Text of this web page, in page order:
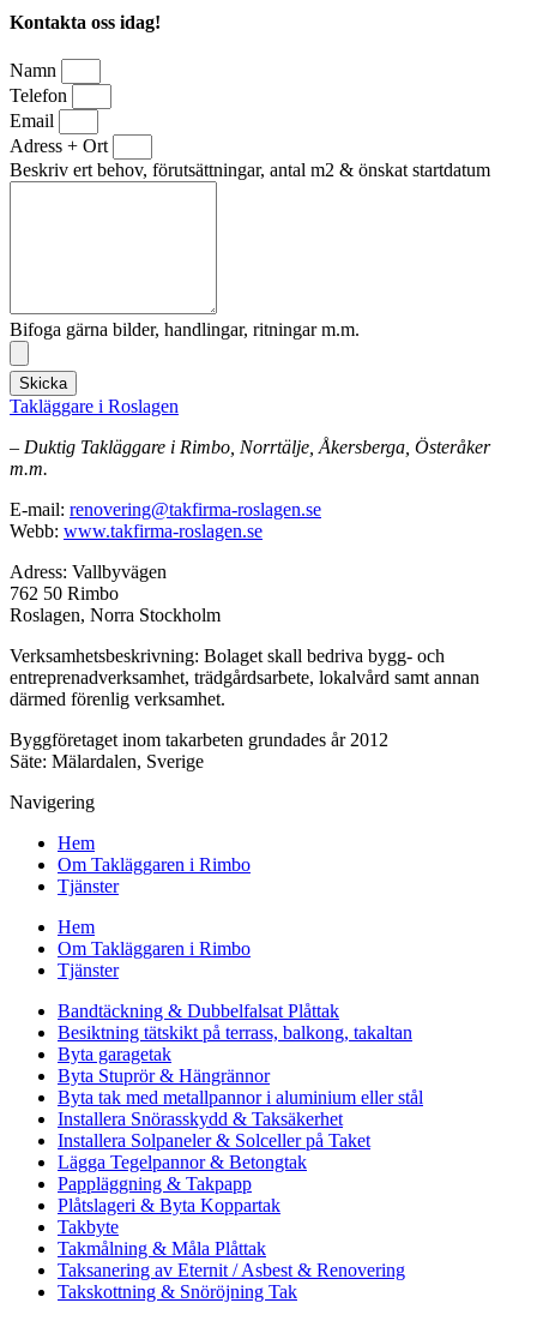
Kontakta oss idag!
Namn
Telefon
Email
Adress + Ort
Beskriv ert behov, förutsättningar, antal m2 & önskat startdatum
Bifoga gärna bilder, handlingar, ritningar m.m.
Skicka
Takläggare i Roslagen
– Duktig Takläggare i Rimbo, Norrtälje, Åkersberga, Österåker
m.m.
E-mail: renovering@takfirma-roslagen.se
Webb: www.takfirma-roslagen.se
Adress: Vallbyvägen
762 50 Rimbo
Roslagen, Norra Stockholm
Verksamhetsbeskrivning: Bolaget skall bedriva bygg- och
entreprenadverksamhet, trädgårdsarbete, lokalvård samt annan
därmed förenlig verksamhet.
Byggföretaget inom takarbeten grundades år 2012
Säte: Mälardalen, Sverige
Navigering
Hem
Om Takläggaren i Rimbo
Tjänster
Hem
Om Takläggaren i Rimbo
Tjänster
Bandtäckning & Dubbelfalsat Plåttak
Besiktning tätskikt på terrass, balkong, takaltan
Byta garagetak
Byta Stuprör & Hängrännor
Byta tak med metallpannor i aluminium eller stål
Installera Snörasskydd & Taksäkerhet
Installera Solpaneler & Solceller på Taket
Lägga Tegelpannor & Betongtak
Pappläggning & Takpapp
Plåtslageri & Byta Koppartak
Takbyte
Takmålning & Måla Plåttak
Taksanering av Eternit / Asbest & Renovering
Takskottning & Snöröjning Tak